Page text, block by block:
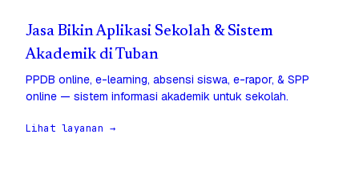
Jasa Bikin Aplikasi Sekolah & Sistem
Akademik di Tuban
PPDB online, e-learning, absensi siswa, e-rapor, & SPP
online — sistem informasi akademik untuk sekolah.
Lihat layanan →